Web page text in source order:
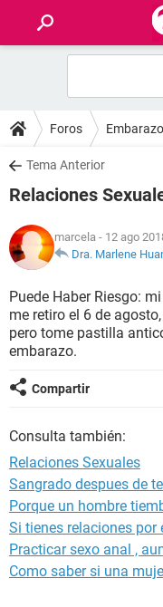
FOROS
SALUD
NUTRICIÓN
BIENESTAR
SEXUALIDAD
GLOSARIO
Foros Embarazo
Tema Anterior
Relaciones
marcela - 12 ago
Dra. Marlene
Puede Haber Riesgo:
me retiro el 6 de
pero tome pastilla
embarazo.
Compartir
Consulta también:
Relaciones Sexuales
Sangrado despues de
Porque un hombre
Si tienes relaciones por
Practicar sexo anal ,
Como saber si una